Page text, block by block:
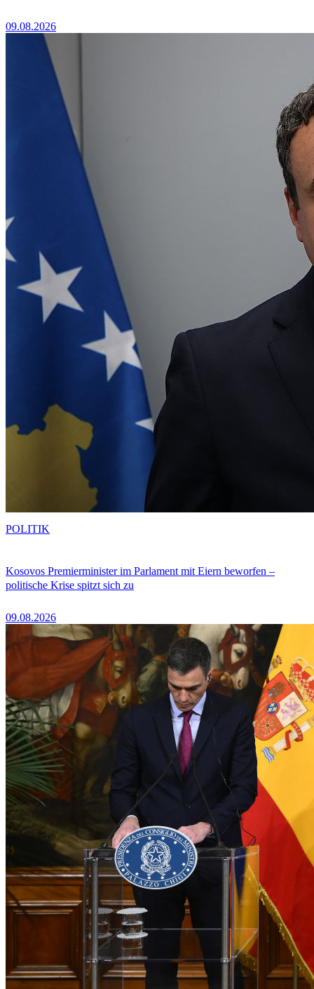
09.08.2026
Kosovos Premierminister im Parlament mit Eiern beworfen –
politische Krise spitzt sich zu
09.08.2026
POLITIK